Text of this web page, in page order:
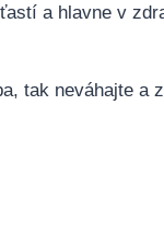
a hlavne v
tak neváhajte